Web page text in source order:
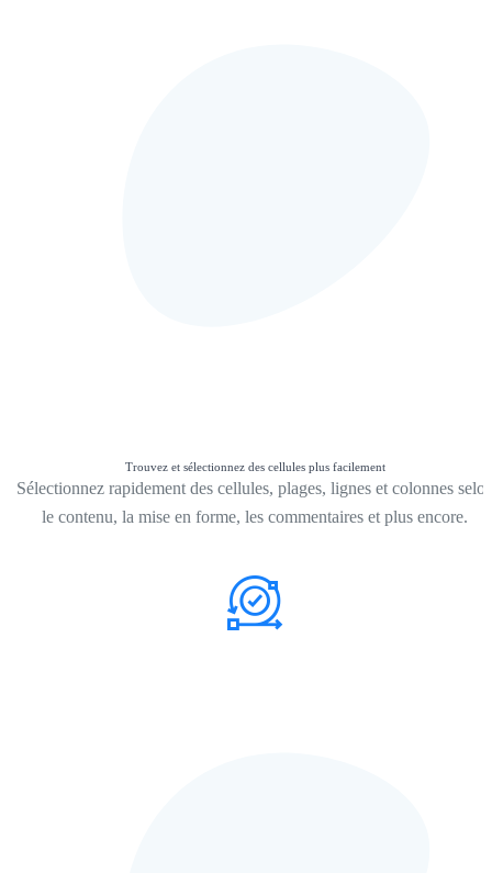
Trouvez et sélectionnez des cellules plus facilement
Sélectionnez rapidement des cellules, plages, lignes et colonnes
le contenu, la mise en forme, les commentaires et plus encore.